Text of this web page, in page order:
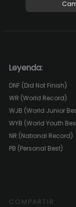
Leyenda:
DNF (Did Not Finish)
WR (World Record)
WJB (World Junior
WYB (World Youth
NR (National Record)
PB (Personal Best)
COMPARTIR: